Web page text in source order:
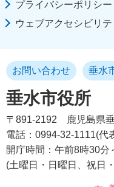
プライバシーポリシ
ウェブアクセシビリ
垂水市役所
お問い合わせ 垂水
〒891-2192
鹿児島県
電話：0994-32-1111(代
開庁時間：午前8時30分
(土曜日・日曜日、祝日